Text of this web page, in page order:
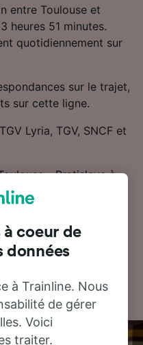
entre Toulouse et
heures 51 minutes.
quotidiennement sur
sur le trajet,
sur cette ligne.
Lyria, TGV, SNCF et
- Bratislava à
généralement moins
voyage pour trouver
conviennent le
à coeur de
données
à Trainline. Nous
de gérer
Voici
traiter.